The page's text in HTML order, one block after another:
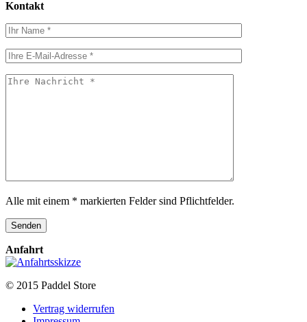
Kontakt
Alle mit einem * markierten Felder sind Pflichtfelder.
Anfahrt
© 2015 Paddel Store
Vertrag widerrufen